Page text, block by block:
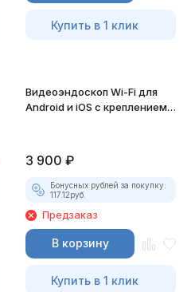
Купить в 1 клик
Видеоэндоскоп Wi-Fi для
Android и iOS с креплением
3 900 ₽
Бонусных рублей за покупку:
117.12руб.
Предзаказ
В корзину
Купить в 1 клик